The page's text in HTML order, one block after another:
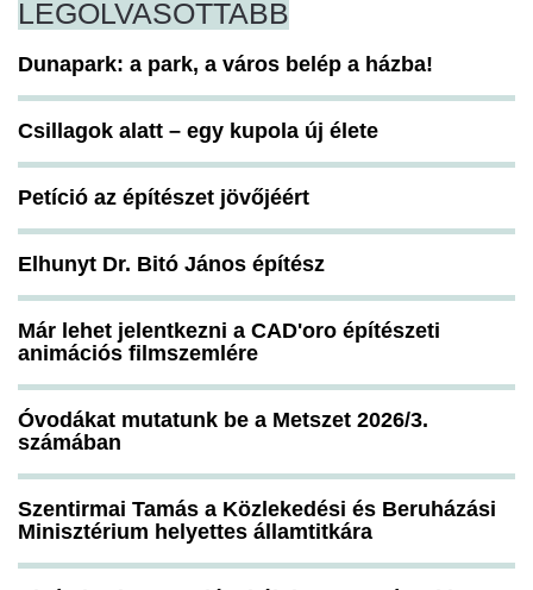
LEGOLVASOTTABB
Dunapark: a park, a város belép a házba!
Csillagok alatt – egy kupola új élete
Petíció az építészet jövőjéért
Elhunyt Dr. Bitó János építész
Már lehet jelentkezni a CAD'oro építészeti
animációs filmszemlére
Óvodákat mutatunk be a Metszet 2026/3.
számában
Szentirmai Tamás a Közlekedési és Beruházási
Minisztérium helyettes államtitkára